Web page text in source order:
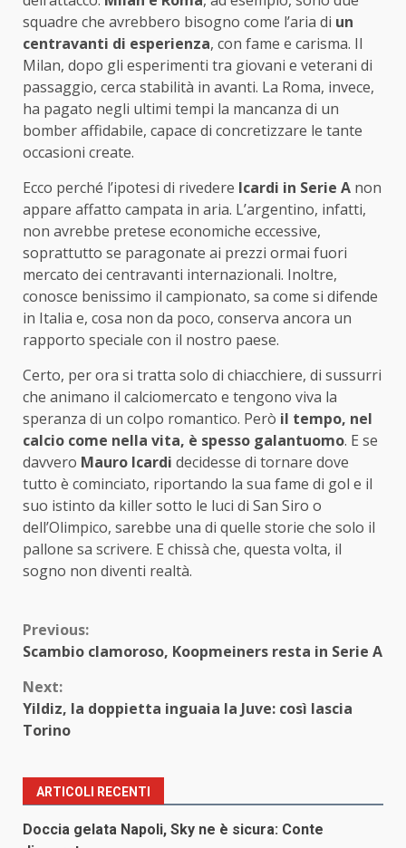
squadre che avrebbero bisogno come l’aria di un
centravanti di esperienza, con fame e carisma. Il
Milan, dopo gli esperimenti tra giovani e veterani di
passaggio, cerca stabilità in avanti. La Roma, invece,
ha pagato negli ultimi tempi la mancanza di un
bomber affidabile, capace di concretizzare le tante
occasioni create.
Ecco perché l’ipotesi di rivedere Icardi in Serie A non
appare affatto campata in aria. L’argentino, infatti,
non avrebbe pretese economiche eccessive,
soprattutto se paragonate ai prezzi ormai fuori
mercato dei centravanti internazionali. Inoltre,
conosce benissimo il campionato, sa come si difende
in Italia e, cosa non da poco, conserva ancora un
rapporto speciale con il nostro paese.
Certo, per ora si tratta solo di chiacchiere, di sussurri
che animano il calciomercato e tengono viva la
speranza di un colpo romantico. Però il tempo, nel
calcio come nella vita, è spesso galantuomo. E se
davvero Mauro Icardi decidesse di tornare dove
tutto è cominciato, riportando la sua fame di gol e il
suo istinto da killer sotto le luci di San Siro o
dell’Olimpico, sarebbe una di quelle storie che solo il
pallone sa scrivere. E chissà che, questa volta, il
sogno non diventi realtà.
Continue
Previous:
Scambio clamoroso, Koopmeiners resta in Serie A
Next:
Yildiz, la doppietta inguaia la Juve: così lascia
Torino
ARTICOLI RECENTI
Doccia gelata Napoli, Sky ne è sicura: Conte